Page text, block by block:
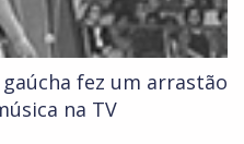
gaúcha fez um arrastão
na TV